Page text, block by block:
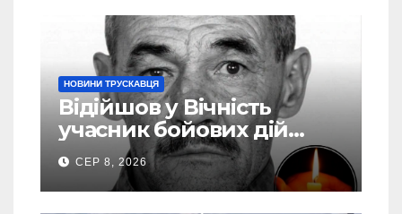
НОВИНИ ТРУСКАВЦЯ
Відійшов у Вічність
учасник бойових дій
Василь Іваникович зі
Станилі
СЕР 8, 2026